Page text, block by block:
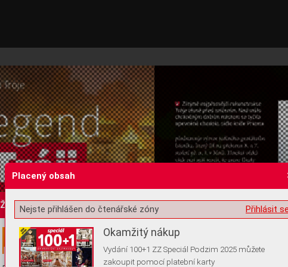
Žádost o souhlas s ukládáním volitelných informací
Placený obsah
Přihlásit
Nejste přihlášen do čtenářské zóny
Okamžitý nákup
Vydání 100+1 ZZ Speciál Podzim 2025 můžete
zakoupit pomocí platební karty